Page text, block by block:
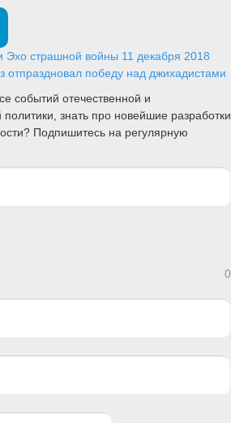
Эхо страшной войны 11 декабря 2018
отпраздновал победу над джихадистами
событий отечественной и
знать про новейшие разработки
Подпишитесь на регулярную
0